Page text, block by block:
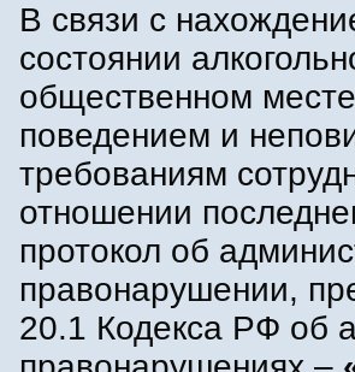
В связи с
состоянии
общественном
поведением и
требованиям
отношении
протокол об
правонарушении,
20.1 Кодекса РФ об